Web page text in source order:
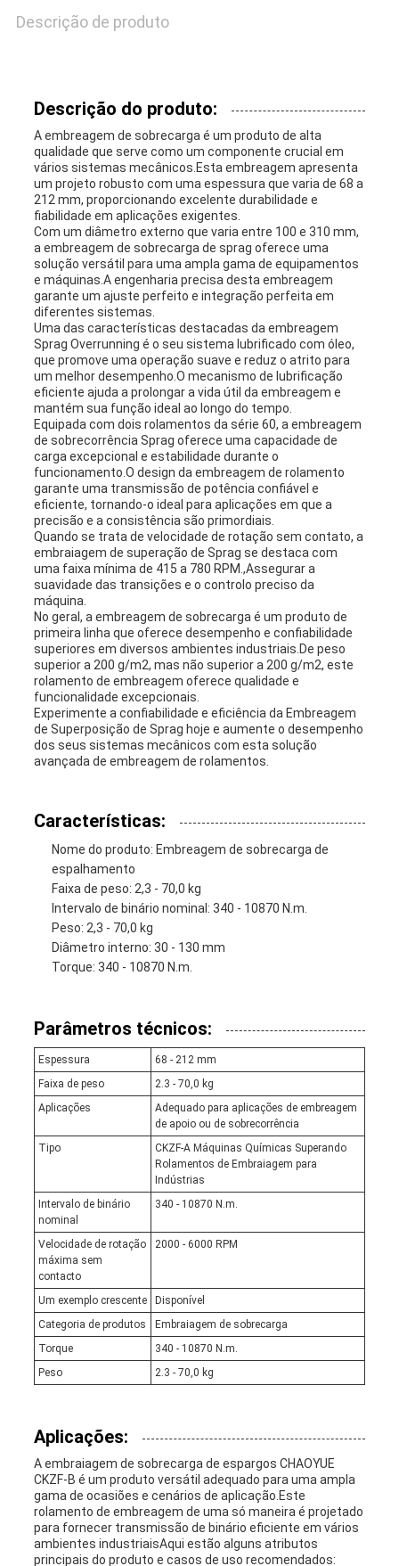
Descrição de produto
Descrição do produto:
A embreagem de sobrecarga é um produto de alta
qualidade que serve como um componente crucial em
vários sistemas mecânicos.Esta embreagem apresenta
um projeto robusto com uma espessura que varia de 68 a
212 mm, proporcionando excelente durabilidade e
fiabilidade em aplicações exigentes.
Com um diâmetro externo que varia entre 100 e 310 mm,
a embreagem de sobrecarga de sprag oferece uma
solução versátil para uma ampla gama de equipamentos
e máquinas.A engenharia precisa desta embreagem
garante um ajuste perfeito e integração perfeita em
diferentes sistemas.
Uma das características destacadas da embreagem
Sprag Overrunning é o seu sistema lubrificado com óleo,
que promove uma operação suave e reduz o atrito para
um melhor desempenho.O mecanismo de lubrificação
eficiente ajuda a prolongar a vida útil da embreagem e
mantém sua função ideal ao longo do tempo.
Equipada com dois rolamentos da série 60, a embreagem
de sobrecorrência Sprag oferece uma capacidade de
carga excepcional e estabilidade durante o
funcionamento.O design da embreagem de rolamento
garante uma transmissão de potência confiável e
eficiente, tornando-o ideal para aplicações em que a
precisão e a consistência são primordiais.
Quando se trata de velocidade de rotação sem contato, a
embraiagem de superação de Sprag se destaca com
uma faixa mínima de 415 a 780 RPM.,Assegurar a
suavidade das transições e o controlo preciso da
máquina.
No geral, a embreagem de sobrecarga é um produto de
primeira linha que oferece desempenho e confiabilidade
superiores em diversos ambientes industriais.De peso
superior a 200 g/m2, mas não superior a 200 g/m2, este
rolamento de embreagem oferece qualidade e
funcionalidade excepcionais.
Experimente a confiabilidade e eficiência da Embreagem
de Superposição de Sprag hoje e aumente o desempenho
dos seus sistemas mecânicos com esta solução
avançada de embreagem de rolamentos.
Características:
Nome do produto: Embreagem de sobrecarga de
espalhamento
Faixa de peso: 2,3 - 70,0 kg
Intervalo de binário nominal: 340 - 10870 N.m.
Peso: 2,3 - 70,0 kg
Diâmetro interno: 30 - 130 mm
Torque: 340 - 10870 N.m.
Parâmetros técnicos:
Espessura
68 - 212 mm
Faixa de peso
2.3 - 70,0 kg
Aplicações
Adequado para aplicações de embreagem
de apoio ou de sobrecorrência
Tipo
CKZF-A Máquinas Químicas Superando
Rolamentos de Embraiagem para
Indústrias
Intervalo de binário
nominal
340 - 10870 N.m.
Velocidade de rotação
máxima sem
contacto
2000 - 6000 RPM
Um exemplo crescente
Disponível
Categoria de produtos
Embraiagem de sobrecarga
Torque
340 - 10870 N.m.
Peso
2.3 - 70,0 kg
Aplicações:
A embraiagem de sobrecarga de espargos CHAOYUE
CKZF-B é um produto versátil adequado para uma ampla
gama de ocasiões e cenários de aplicação.Este
rolamento de embreagem de uma só maneira é projetado
para fornecer transmissão de binário eficiente em vários
ambientes industriaisAqui estão alguns atributos
principais do produto e casos de uso recomendados: